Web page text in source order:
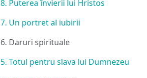
8. Puterea învierii lui Hristos
7. Un portret al iubirii
6. Daruri spirituale
5. Totul pentru slava lui Dumnezeu